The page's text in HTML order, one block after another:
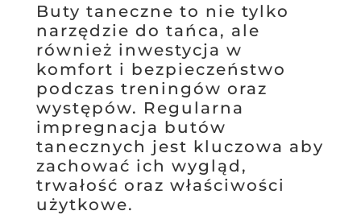
Buty taneczne to nie tylko
narzędzie do tańca, ale
również inwestycja w
komfort i bezpieczeństwo
podczas treningów oraz
występów. Regularna
impregnacja butów
tanecznych jest kluczowa aby
zachować ich wygląd,
trwałość oraz właściwości
użytkowe.